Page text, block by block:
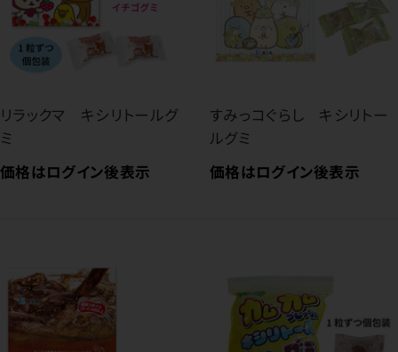
リラックマ キシリトールグ
ミ
価格はログイン後表示
すみっコぐらし キシリトー
ルグミ
価格はログイン後表示